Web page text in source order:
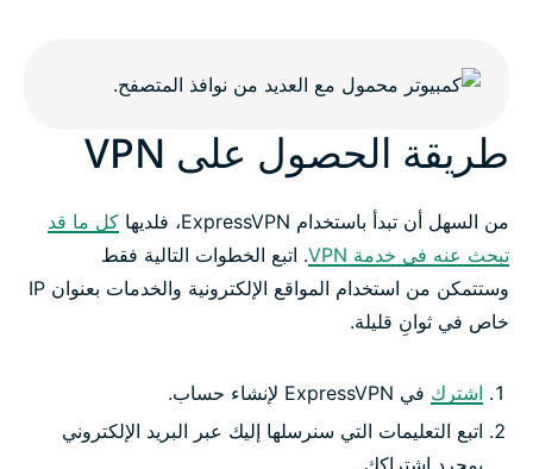
طريقة الحصول على VPN
من السهل أن تبدأ باستخدام ExpressVPN، فلديها
كل ما قد
تبحث عنه في خدمة VPN
. اتبع الخطوات التالية فقط
وستتمكن من استخدام المواقع الإلكترونية والخدمات بعنوان IP
خاص في ثوانِ قليلة.
اشترك في ExpressVPN لإنشاء حساب.
اتبع التعليمات التي سنرسلها إليك عبر البريد الإلكتروني
بمجرد اشتراكك.